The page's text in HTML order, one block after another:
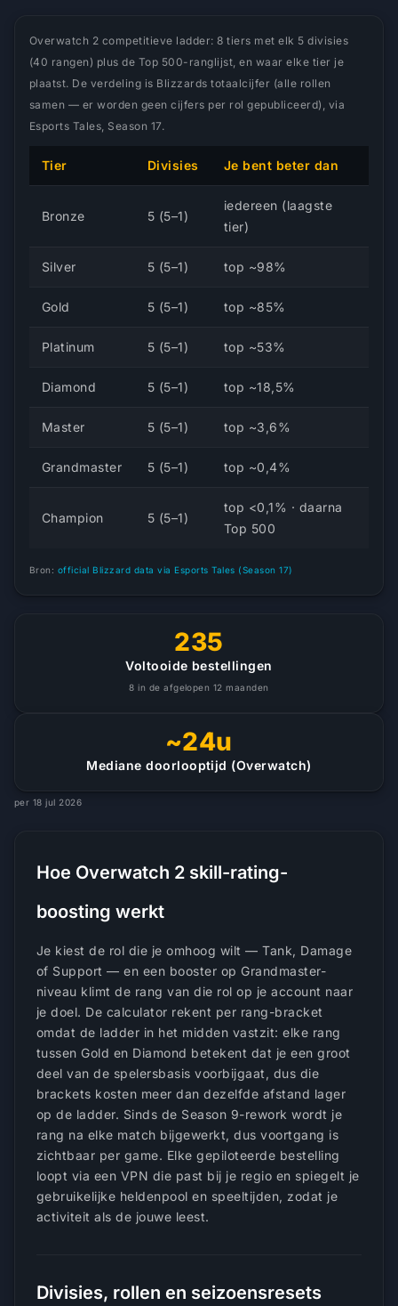
Overwatch 2 competitieve ladder: 8 tiers met elk 5 divisies
(40 rangen) plus de Top 500-ranglijst, en waar elke tier je
plaatst. De verdeling is Blizzards totaalcijfer (alle rollen
samen — er worden geen cijfers per rol gepubliceerd), via
Esports Tales, Season 17.
Tier Divisies Je bent beter dan
Bronze 5 (5–1)
iedereen (laagste
tier)
Silver 5 (5–1) top ~98%
Gold 5 (5–1) top ~85%
Platinum 5 (5–1) top ~53%
Diamond 5 (5–1) top ~18,5%
Master 5 (5–1) top ~3,6%
Grandmaster 5 (5–1) top ~0,4%
Champion 5 (5–1)
top <0,1% · daarna
Top 500
Bron: official Blizzard data via Esports Tales (Season 17)
235
Voltooide bestellingen
8 in de afgelopen 12 maanden
~24u
Mediane doorlooptijd (Overwatch)
per 18 jul 2026
Hoe Overwatch 2 skill-rating-
boosting werkt
Je kiest de rol die je omhoog wilt — Tank, Damage
of Support — en een booster op Grandmaster-
niveau klimt de rang van die rol op je account naar
je doel. De calculator rekent per rang-bracket
omdat de ladder in het midden vastzit: elke rang
tussen Gold en Diamond betekent dat je een groot
deel van de spelersbasis voorbijgaat, dus die
brackets kosten meer dan dezelfde afstand lager
op de ladder. Sinds de Season 9-rework wordt je
rang na elke match bijgewerkt, dus voortgang is
zichtbaar per game. Elke gepiloteerde bestelling
loopt via een VPN die past bij je regio en spiegelt je
gebruikelijke heldenpool en speeltijden, zodat je
activiteit als de jouwe leest.
Divisies, rollen en seizoensresets